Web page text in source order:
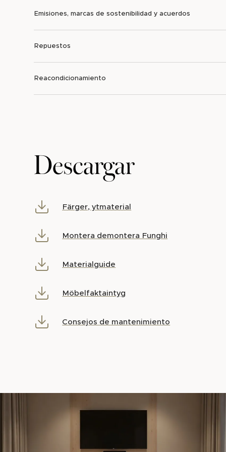
Emisiones, marcas de sostenibilidad y acuerdos
Repuestos
Reacondicionamiento
Descargar
Färger, ytmaterial
Montera demontera Funghi
Materialguide
Möbelfaktaintyg
Consejos de mantenimiento